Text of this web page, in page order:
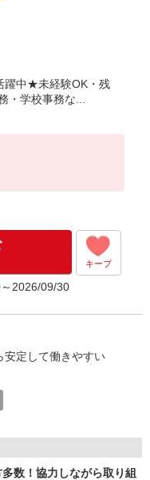
躍中★未経験OK・残
・学校事務な...
キープ
2026/09/30
安定して働きやすい
数！協力しながら取り組